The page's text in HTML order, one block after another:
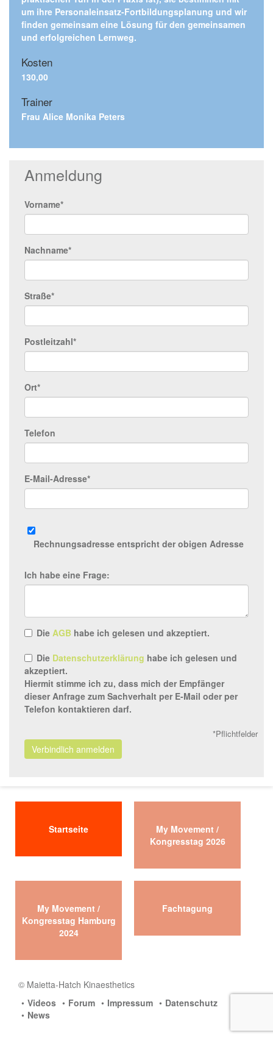
um ihre Personaleinsatz-Fortbildungsplanung und wir
finden gemeinsam eine Lösung für den gemeinsamen
und erfolgreichen Lernweg.
Kosten
130,00
Trainer
Frau Alice Monika Peters
Anmeldung
Vorname*
Nachname*
Straße*
Postleitzahl*
Ort*
Telefon
E-Mail-Adresse*
Rechnungsadresse entspricht der obigen Adresse
Ich habe eine Frage:
Die AGB habe ich gelesen und akzeptiert.
Die Datenschutzerklärung habe ich gelesen und
akzeptiert.
Hiermit stimme ich zu, dass mich der Empfänger
dieser Anfrage zum Sachverhalt per E-Mail oder per
Telefon kontaktieren darf.
*Pflichtfelder
Verbindlich anmelden
Startseite
My Movement /
Kongresstag 2026
My Movement /
Kongresstag Hamburg
2024
Fachtagung
© Maietta-Hatch Kinaesthetics
Videos
Forum Impressum
Datenschutz
News